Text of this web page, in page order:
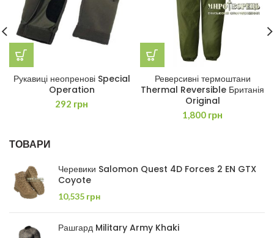
Рукавиці неопренові Special
Operation
292 грн
Реверсивні термоштани
Thermal Reversible Британія
Original
1,800 грн
ТОВАРИ
Черевики Salomon Quest 4D Forces 2 EN GTX
Coyote
10,535 грн
Рашгард Military Army Khaki